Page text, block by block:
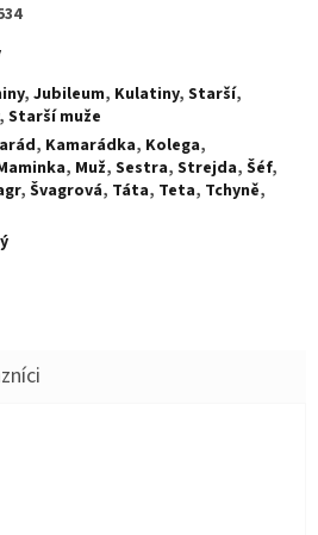
, Jubileum, Kulatiny, Starší,
, Starší muže
, Kamarádka, Kolega,
, Muž, Sestra, Strejda, Šéf,
, Švagrová, Táta, Teta, Tchyně,
je 5 z 5 hvězdiček.